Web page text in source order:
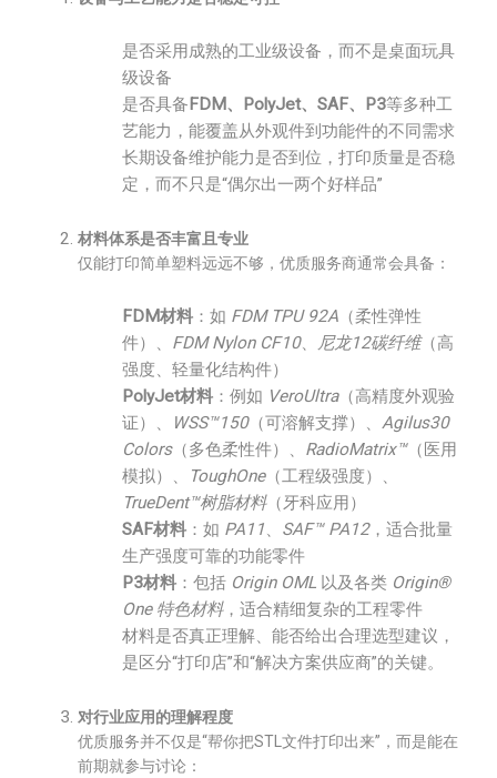
是否采用成熟的工业级设备，而不是桌面玩具
级设备
是否具备FDM、PolyJet、SAF、P3等多种工
艺能力，能覆盖从外观件到功能件的不同需求
长期设备维护能力是否到位，打印质量是否稳
定，而不只是“偶尔出一两个好样品”
材料体系是否丰富且专业
仅能打印简单塑料远远不够，优质服务商通常会具备：
FDM材料 ：如 FDM TPU 92A （柔性弹性
件）、 FDM Nylon CF10、 尼龙12碳纤维（高
强度、轻量化结构件）
PolyJet材料 ：例如 VeroUltra（高精度外观验
证）、
WSS™150（可溶解支撑）、 Agilus30
Colors（多色柔性件）、 RadioMatrix™（医用
模拟）、
ToughOne（工程级强度）、
TrueDent™树脂材料（牙科应用）
SAF材料 ：如 PA11、 SAF™ PA12，适合批量
生产强度可靠的功能零件
P3材料 ：包括 Origin OML 以及各类 Origin®
One 特色材料，适合精细复杂的工程零件
材料是否真正理解、能否给出合理选型建议，
是区分“打印店”和“解决方案供应商”的关键。
对行业应用的理解程度
优质服务并不仅是“帮你把STL文件打印出来”，而是能在
前期就参与讨论：